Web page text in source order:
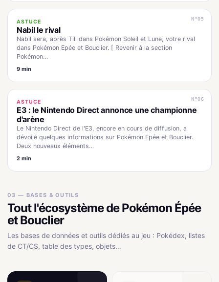
N°05
ASTUCE
Nabil le rival
Nabil sera, après Tili dans Pokémon Soleil et Lune, votre rival
dans Pokémon Epée et Bouclier. [ Revenir à la section
Pokémon…
9 min
N°06
ASTUCE
E3 : le Nintendo Direct annonce une championne
d'arène
Le Nintendo Direct de l'E3, encore en cours de diffusion, a
dévoilé quelques informations sur Pokémon Epée et Bouclier.
Deux nouveaux éléments…
2 min
03 — BASES & OUTILS
Tout l'écosystème de Pokémon Épée
et Bouclier
Les bases de données et outils dédiés au jeu : Pokédex, listes
de CT/CS, table des types, objets…